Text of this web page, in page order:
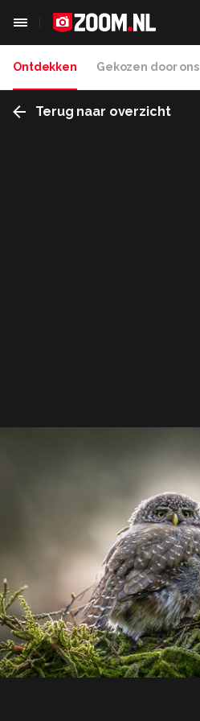
Ontdekken Gekozen door ons
Terug naar overzicht